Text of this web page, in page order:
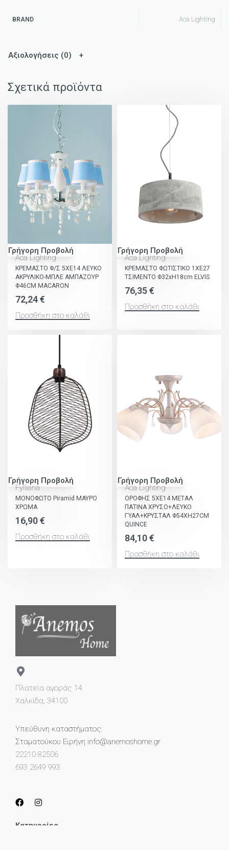
BRAND Aca Lighting
Αξιολογήσεις (0)
Σχετικά προϊόντα
Γρήγορη Προβολή
Aca Lighting
ΚΡΕΜΑΣΤΟ Φ/Σ 5ΧΕ14 ΛΕΥΚΟ
ΑΚΡΥΛΙΚΟ-ΜΠΛΕ ΑΜΠΑΖΟΥΡ
Φ46CM MACARON
72,24€
Προσθήκη στο καλάθι
Γρήγορη Προβολή
Aca Lighting
ΚΡΕΜΑΣΤΟ ΦΩΤΙΣΤΙΚΟ 1ΧΕ27
ΤΣΙΜΕΝΤΟ Φ32xH18cm ELVIS
76,35€
Προσθήκη στο καλάθι
Γρήγορη Προβολή
Fylliana
ΜΟΝΟΦΩΤΟ Piramid ΜΑΥΡΟ
ΧΡΩΜΑ
16,90€
Προσθήκη στο καλάθι
Γρήγορη Προβολή
Aca Lighting
ΟΡΟΦΗΣ 5ΧΕ14 ΜΕΤΑΛ
ΠΑΤΙΝΑ ΧΡΥΣΟ+ΛΕΥΚΟ
ΓΥΑΛ+ΚΡΥΣΤΑΛ Φ54ΧΗ27CM
QUINCE
84,10€
Προσθήκη στο καλάθι
Πλατεία αγοράς 14
Χαλκίδα, 34100
Υπεύθυνη καταστήματος:
Σταματούκου Ειρήνη info@anemoshome.gr
22210 82506
693 2649 993
Κατηγορίες